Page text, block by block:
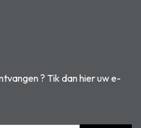
? Tik dan hier uw e-